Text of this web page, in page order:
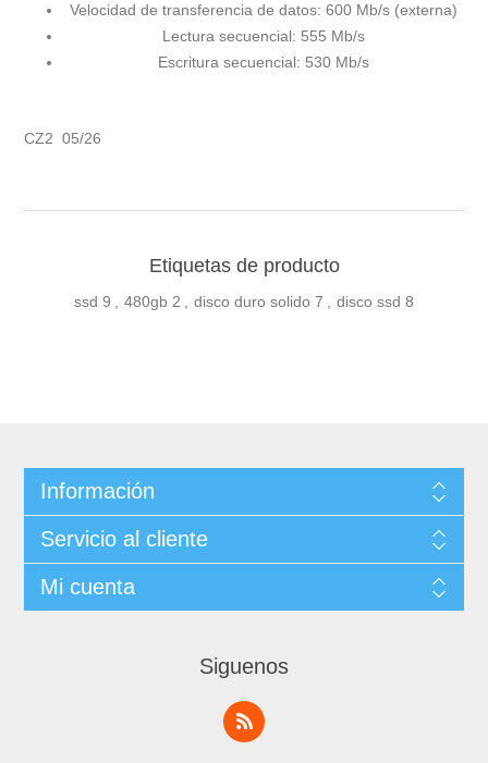
Velocidad de transferencia de datos: 600 Mb/s (externa)
Lectura secuencial: 555 Mb/s
Escritura secuencial: 530 Mb/s
CZ2 05/26
Etiquetas de producto
ssd 9 , 480gb 2 , disco duro solido 7 , disco ssd 8
Información
Servicio al cliente
Mi cuenta
Siguenos